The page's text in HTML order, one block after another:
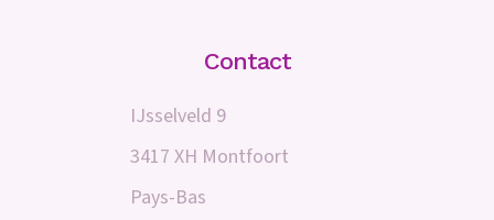
Contact
IJsselveld 9
3417 XH Montfoort
Pays-Bas